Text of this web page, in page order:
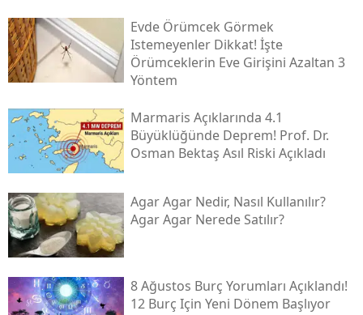
Evde Örümcek Görmek
Istemeyenler Dikkat! İşte
Örümceklerin Eve Girişini Azaltan 3
Yöntem
Marmaris Açıklarında 4.1
Büyüklüğünde Deprem! Prof. Dr.
Osman Bektaş Asıl Riski Açıkladı
Agar Agar Nedir, Nasıl Kullanılır?
Agar Agar Nerede Satılır?
8 Ağustos Burç Yorumları Açıklandı!
12 Burç Için Yeni Dönem Başlıyor